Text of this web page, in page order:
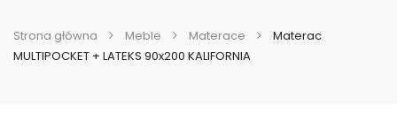
Strona główna Meble Materace
Materac
MULTIPOCKET + LATEKS 90x200 KALIFORNIA